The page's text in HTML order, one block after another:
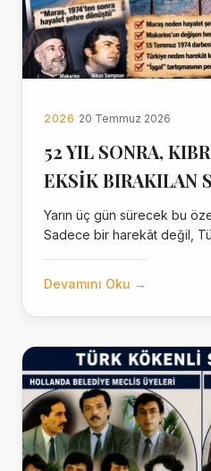
2026 20 Temmuz 2026
52 YIL SONRA,
EKSİK BIRAKILAN
Yarın üç gün sürecek bu
Sadece bir harekât değil,
Devamını Oku →